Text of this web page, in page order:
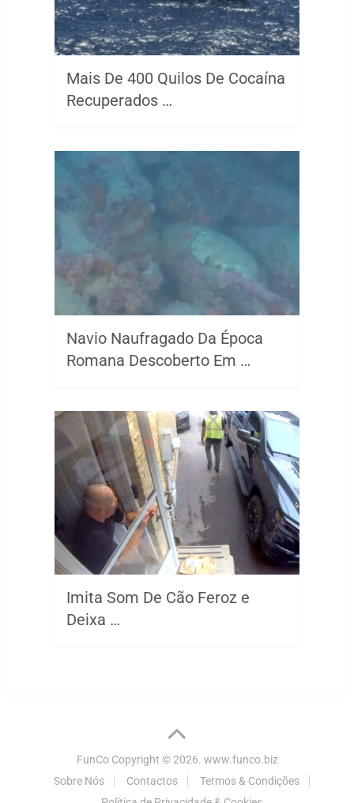
Mais De 400 Quilos De Cocaína
Recuperados …
Navio Naufragado Da Época
Romana Descoberto Em …
Imita Som De Cão Feroz e
Deixa …
FunCoCopyright © 2026. www.funco.biz
Sobre Nós
Contactos
Termos & Condições